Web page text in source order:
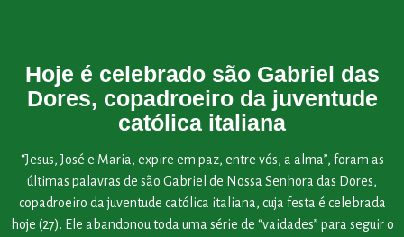
Hoje é celebrado são Gabriel das
Dores, copadroeiro da juventude
católica italiana
“Jesus, José e Maria, expire em paz, entre vós, a alma”, foram as
últimas palavras de são Gabriel de Nossa Senhora das Dores,
copadroeiro da juventude católica italiana, cuja festa é celebrada
hoje (27). Ele abandonou toda uma série de “vaidades” para seguir o